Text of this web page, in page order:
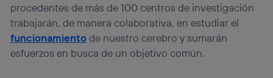
procedentes de más de 100 centros de investigación
trabajarán, de manera colaborativa, en estudiar el
funcionamientode nuestro cerebro y sumarán
esfuerzos en busca de un objetivo común.